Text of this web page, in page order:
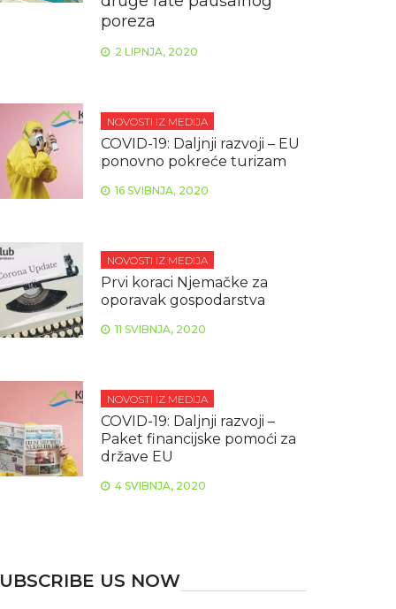
poreza
2 LIPNJA, 2020
NOVOSTI IZ MEDIJA
COVID-19: Daljnji razvoji – EU
ponovno pokreće turizam
16 SVIBNJA, 2020
NOVOSTI IZ MEDIJA
Prvi koraci Njemačke za
oporavak gospodarstva
11 SVIBNJA, 2020
NOVOSTI IZ MEDIJA
COVID-19: Daljnji razvoji –
Paket financijske pomoći za
države EU
4 SVIBNJA, 2020
US NOW